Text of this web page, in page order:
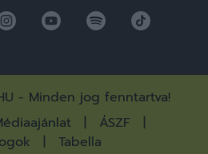
- Minden jog fenntartva!
ÁSZF
Tabella